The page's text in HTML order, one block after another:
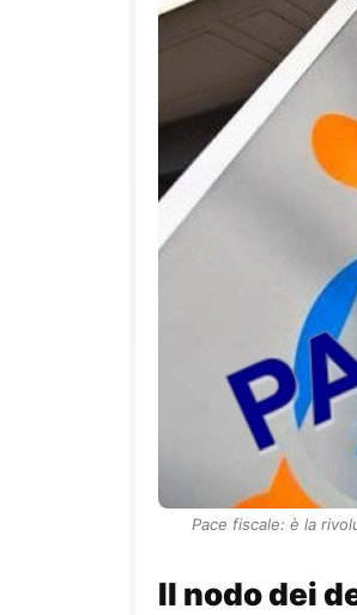
Pace fiscale: è la
Il nodo dei